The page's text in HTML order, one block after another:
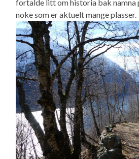
fortalde litt om historia bak namna
noke som er aktuelt mange plasser.